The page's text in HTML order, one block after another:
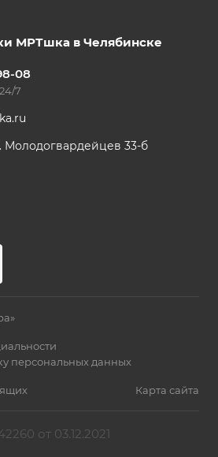
МРТшка в Челябинске
08
7
Молодогвардейцев 33-б
персональных данных
Карта сайта
от 03.12.2021